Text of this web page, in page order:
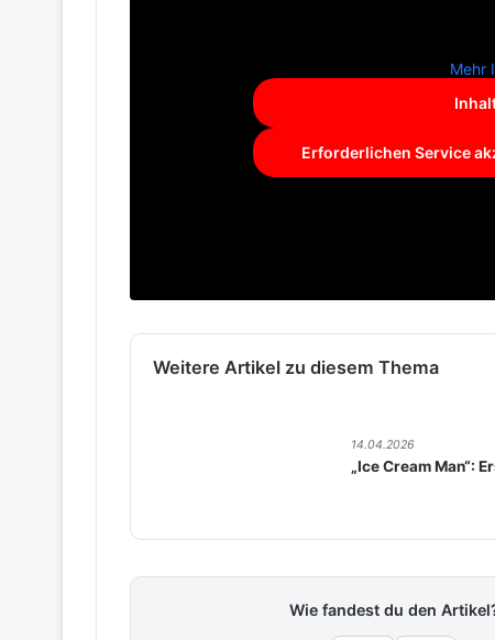
Mehr
Erforderlichen Service
Weitere Artikel zu diesem Thema
14.04.2026
„Ice Cream Man“:
Wie fandest du den